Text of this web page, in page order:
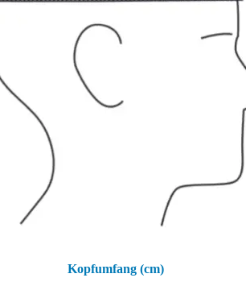
Kopfumfang (cm)